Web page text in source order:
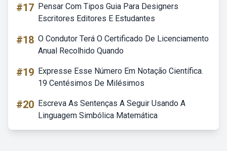
#17 Pensar Com Tipos Guia Para Designers
Escritores Editores E Estudantes
#18 O Condutor Terá O Certificado De Licenciamento
Anual Recolhido Quando
#19 Expresse Esse Número Em Notação Científica.
19 Centésimos De Milésimos
#20 Escreva As Sentenças A Seguir Usando A
Linguagem Simbólica Matemática